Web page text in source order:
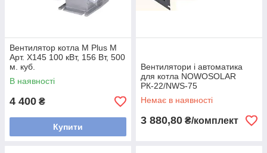
Вентилятор котла M Plus M
Арт. X145 100 кВт, 156 Вт, 500
м. куб.
В наявності
4 400 ₴
Купити
Вентилятори і автоматика
для котла NOWOSOLAR
РК-22/NWS-75
Немає в наявності
3 880,80 ₴/комплект